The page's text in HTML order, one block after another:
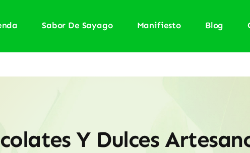
Sabor De Sayago Manifiesto Blog
Y Dulces